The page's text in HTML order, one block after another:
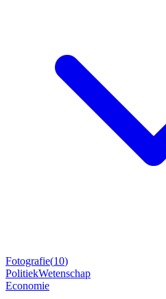
Fotografie(10)
PolitiekWetenschap
Economie